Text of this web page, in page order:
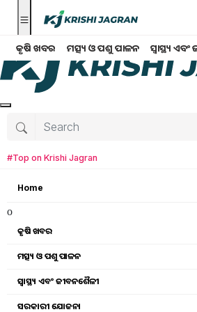
କୃଷି ଖବର ମତ୍ସ୍ୟ ଓ ପଶୁ ପାଳନ ସ୍ୱାସ୍ଥ୍ୟ
#Top on Krishi Jagran
Home
o
କୃଷି ଖବର
ମତ୍ସ୍ୟ ଓ ପଶୁ ପାଳନ
ସ୍ୱାସ୍ଥ୍ୟ ଏବଂ ଜୀବନଶୈଳୀ
ସରକାରୀ ଯୋଜନା
Search for:
eating Oranges